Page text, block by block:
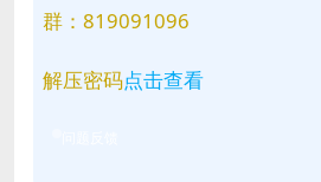
群：819091096
解压密码点击查看